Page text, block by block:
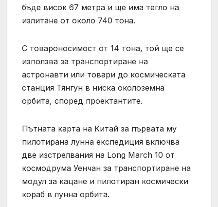
бъде висок 67 метра и ще има тегло на
излитане от около 740 тона.
С товароносимост от 14 тона, той ще се
използва за транспортиране на
астронавти или товари до космическата
станция Тянгун в ниска околоземна
орбита, според проектантите.
Пътната карта на Китай за първата му
пилотирана лунна експедиция включва
две изстрелвания на Long March 10 от
космодрума Уенчан за транспортиране на
модул за кацане и пилотиран космически
кораб в лунна орбита.